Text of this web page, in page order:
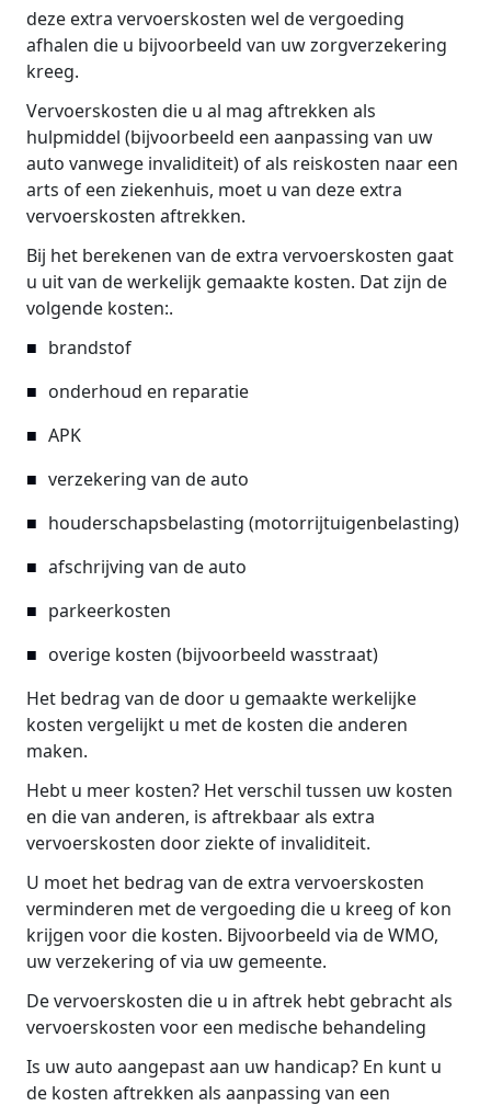
deze extra vervoerskosten wel de vergoeding
afhalen die u bijvoorbeeld van uw zorgverzekering
kreeg.
Vervoerskosten die u al mag aftrekken als
hulpmiddel (bijvoorbeeld een aanpassing van uw
auto vanwege invaliditeit) of als reiskosten naar een
arts of een ziekenhuis, moet u van deze extra
vervoerskosten aftrekken.
Bij het berekenen van de extra vervoerskosten gaat
u uit van de werkelijk gemaakte kosten. Dat zijn de
volgende kosten:.
brandstof
onderhoud en reparatie
APK
verzekering van de auto
houderschapsbelasting (motorrijtuigenbelasting)
afschrijving van de auto
parkeerkosten
overige kosten (bijvoorbeeld wasstraat)
Het bedrag van de door u gemaakte werkelijke
kosten vergelijkt u met de kosten die anderen
maken.
Hebt u meer kosten? Het verschil tussen uw kosten
en die van anderen, is aftrekbaar als extra
vervoerskosten door ziekte of invaliditeit.
U moet het bedrag van de extra vervoerskosten
verminderen met de vergoeding die u kreeg of kon
krijgen voor die kosten. Bijvoorbeeld via de WMO,
uw verzekering of via uw gemeente.
De vervoerskosten die u in aftrek hebt gebracht als
vervoerskosten voor een medische behandeling
Is uw auto aangepast aan uw handicap? En kunt u
de kosten aftrekken als aanpassing van een